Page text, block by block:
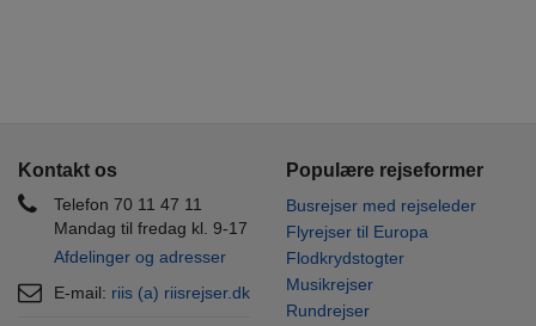
Kontakt os
Telefon 70 11 47 11
Mandag til fredag kl. 9-17
Afdelinger og adresser
E-mail: riis (a) riisrejser.dk
Populære rejseformer
Busrejser med rejseleder
Flyrejser til Europa
Flodkrydstogter
Musikrejser
Rundrejser